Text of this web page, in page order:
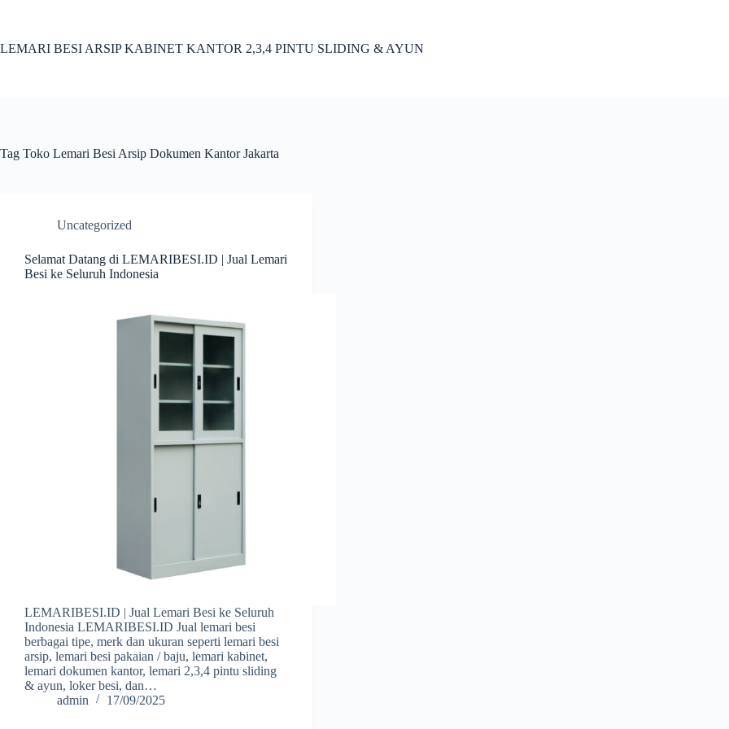
LEMARI BESI ARSIP KABINET KANTOR 2,3,4 PINTU SLIDING & AYUN
Tag Toko Lemari Besi Arsip Dokumen Kantor Jakarta
Uncategorized
Selamat Datang di LEMARIBESI.ID | Jual Lemari
Besi ke Seluruh Indonesia
LEMARIBESI.ID | Jual Lemari Besi ke Seluruh
Indonesia LEMARIBESI.ID Jual lemari besi
berbagai tipe, merk dan ukuran seperti lemari besi
arsip, lemari besi pakaian / baju, lemari kabinet,
lemari dokumen kantor, lemari 2,3,4 pintu sliding
& ayun, loker besi, dan…
admin
17/09/2025